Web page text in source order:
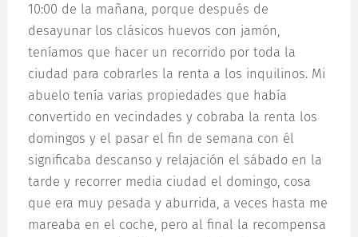
10:00 de la mañana, porque después de
desayunar los clásicos huevos con jamón,
teníamos que hacer un recorrido por toda la
ciudad para cobrarles la renta a los inquilinos. Mi
abuelo tenía varias propiedades que había
convertido en vecindades y cobraba la renta los
domingos y el pasar el fin de semana con él
significaba descanso y relajación el sábado en la
tarde y recorrer media ciudad el domingo, cosa
que era muy pesada y aburrida, a veces hasta me
mareaba en el coche, pero al final la recompensa